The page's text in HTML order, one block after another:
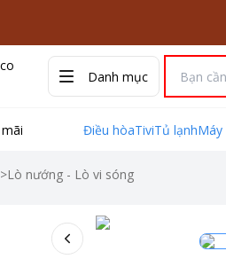
Danh mục
Điều hòaTiviTủ lạnhMáy
>Lò nướng - Lò vi sóng